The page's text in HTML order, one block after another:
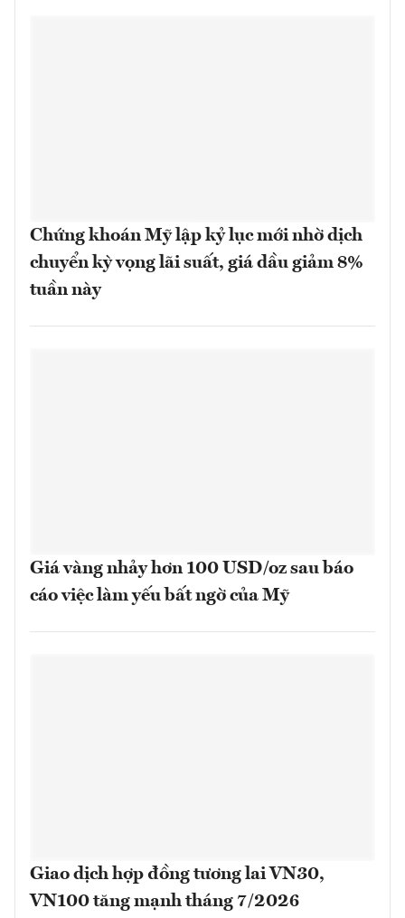
Chứng khoán Mỹ lập kỷ lục mới nhờ dịch
chuyển kỳ vọng lãi suất, giá dầu giảm 8%
tuần này
Giá vàng nhảy hơn 100 USD/oz sau báo
cáo việc làm yếu bất ngờ của Mỹ
Giao dịch hợp đồng tương lai VN30,
VN100 tăng mạnh tháng 7/2026